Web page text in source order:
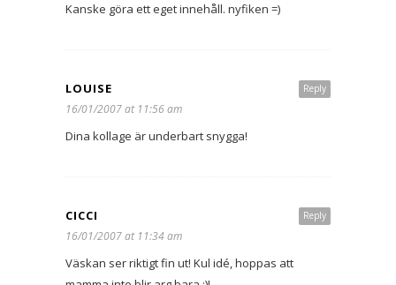
Kanske göra ett eget innehåll. nyfiken =)
Reply
LOUISE
16/01/2007 at 11:56 am
Dina kollage är underbart snygga!
Reply
CICCI
16/01/2007 at 11:34 am
Väskan ser riktigt fin ut! Kul idé, hoppas att